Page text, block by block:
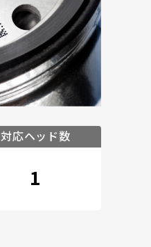
対応ヘッド数
1